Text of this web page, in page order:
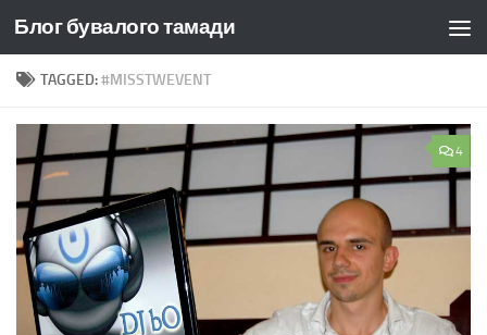
Skip to content
Блог бувалого тамади
TAGGED:#MISSTWEVENT
4